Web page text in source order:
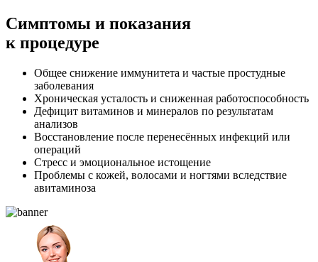
Симптомы и показания
к процедуре
Общее снижение иммунитета и частые простудные
заболевания
Хроническая усталость и сниженная работоспособность
Дефицит витаминов и минералов по результатам
анализов
Восстановление после перенесённых инфекций или
операций
Стресс и эмоциональное истощение
Проблемы с кожей, волосами и ногтями вследствие
авитаминоза